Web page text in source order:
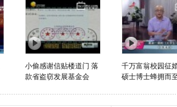
小偷感谢信贴楼道门 落
款省盗窃发展基金会
千万富翁校园征
硕士博士蜂拥而